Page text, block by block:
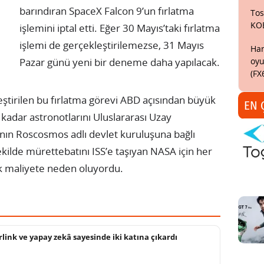
barındıran SpaceX Falcon 9’un fırlatma
işlemini iptal etti. Eğer 30 Mayıs’taki fırlatma
işlemi de gerçekleştirilemezse, 31 Mayıs
Pazar günü yeni bir deneme daha yapılacak.
bu fırlatma görevi ABD açısından büyük
astronotlarını Uluslararası Uzay
Roscosmos adlı devlet kuruluşuna bağlı
mürettebatını ISS’e taşıyan NASA için her
maliyete neden oluyordu.
ve yapay zekâ sayesinde iki katına çıkardı
EN